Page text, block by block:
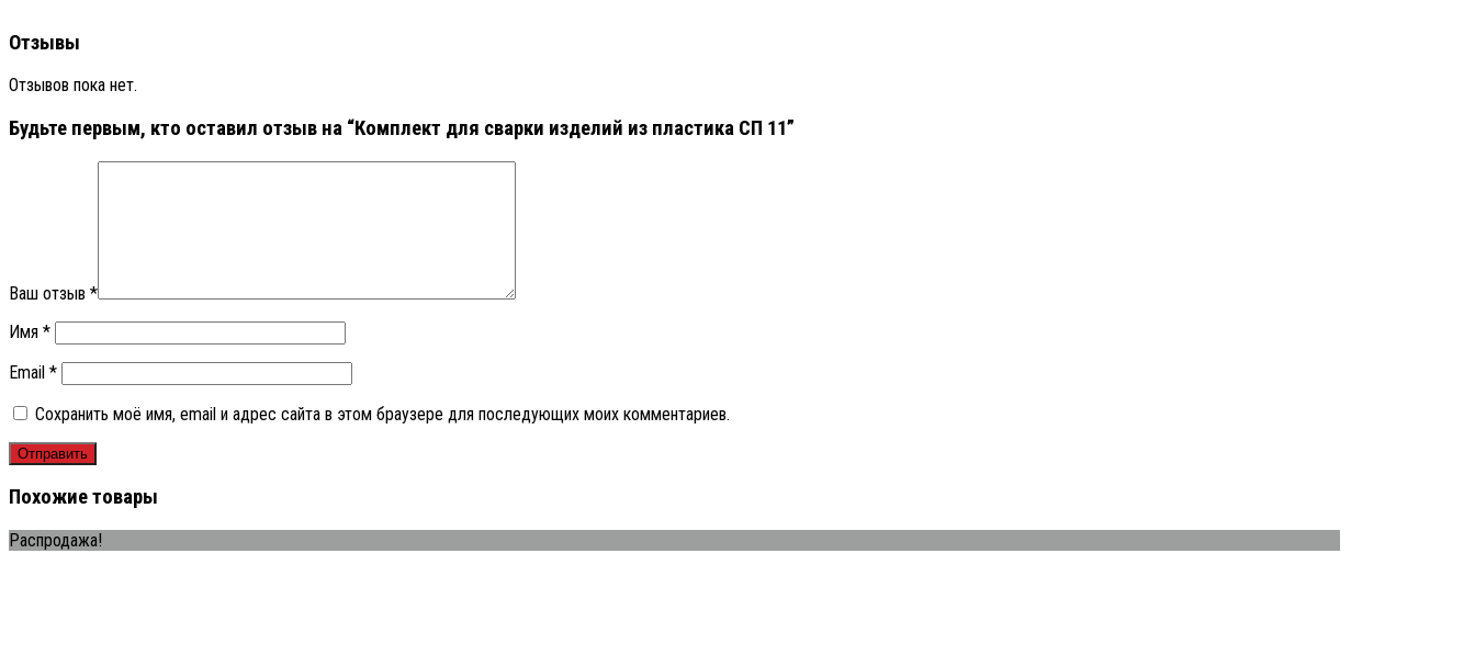
Отзывы
Отзывов пока нет.
Будьте первым, кто оставил отзыв на “Комплект для сварки изделий из пластика СП 11”
Ваш отзыв *
Имя *
Email *
Сохранить моё имя, email и адрес сайта в этом браузере для последующих моих комментариев.
Похожие товары
Распродажа!